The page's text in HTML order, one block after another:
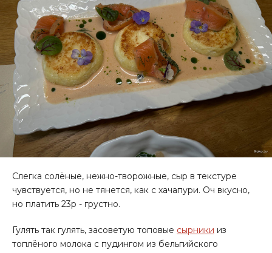
Слегка солёные, нежно-творожные, сыр в текстуре
чувствуется, но не тянется, как с хачапури. Оч вкусно,
но платить 23р - грустно.
Гулять так гулять, засоветую топовые сырники из
топлёного молока с пудингом из бельгийского